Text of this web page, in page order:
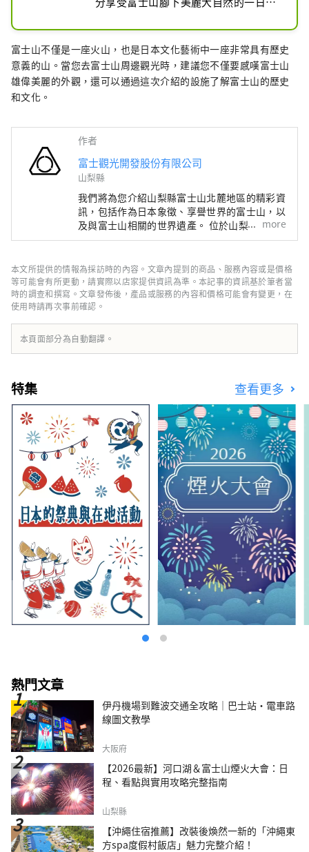
人氣自行車之旅等。我們有許多適合初
學者的旅遊，以及適合中級和高級用戶
的旅遊，所以請隨時與我們聯繫。商店
提供自行車租賃服務。我們可以以每小
請告訴我們。冬季也提供富士天滑雪計
程車和滑雪巴士。詳情請參閱
Fujikanko Travel網站。
富士山不僅是一座火山，也是日本文化藝術中一座非常具有歷史
意義的山。當您去富士山周邊觀光時，建議您不僅要感嘆富士山
雄偉美麗的外觀，還可以通過這次介紹的設施了解富士山的歷史
和文化。
作者
富士觀光開發股份有限公司
山梨縣
我們將為您介紹山梨縣富士山北麓地區的精彩資
訊，包括作為日本象徵、享譽世界的富士山，以
及與富士山相關的世界遺產。 位於山梨縣富士
山北側的富士五湖地區，是一個自然資源豐富的
中湖五座湖泊所組成。 聯合國教科文組織世界
文化遺產「富士山－信仰的對象與藝術的泉
源」，包含了許多文化資產，例如北口本宮富士
淺間神社、河口淺間神社、富士御室淺間神社，
以及天然紀念物忍野八海等，部分資產也延伸至
靜岡縣地區。 作為熱門觀光地的富士山麓，一
可在河口湖紅葉迴廊欣賞富士山與楓葉美景；冬
季則可在 Fujiten Snow Resort 一邊欣賞壯麗富
士山，一邊享受滑雪與單板滑雪樂趣。 近年
來，在富士山壯闊自然環境中進行健行、自行車
與露營等戶外活動的人數也逐漸增加。 本公司
以富士山北麓河口湖地區為據點，經營多項設
施，包括利用富士山自然環境打造的主題樂園
「Fuji Subaru Land」、使用富士山天然水釀
造並享譽國際的精釀啤酒「Fujizakura Heights
Beer」、取自富士山麓地下1,000公尺天然溫泉
的「Fuji Chobo no Yu Yurari Onsen」，以及
可享受冬季活動的「Fujiten Snow Resort」。
今後，我們也將持續從富士山北麓河口湖地區，
向世界傳遞四季變化中的富士山之美。
more
本文所提供的情報為採訪時的內容。文章內提到的商品、服務內容或是價格
等可能會有所更動，請實際以店家提供資訊為準。本記事的資訊基於筆者當
時的調查和撰寫。文章發佈後，產品或服務的內容和價格可能會有變更，在
使用時請再次事前確認。
本頁面部分為自動翻譯。
特集 查看更多
熱門文章
伊丹機場到難波交通全攻略｜巴士站・電車路
線圖文教學
大阪府
【2026最新】河口湖＆富士山煙火大會：日
程、看點與實用攻略完整指南
山梨縣
【沖繩住宿推薦】改裝後煥然一新的「沖繩東
方spa度假村飯店」魅力完整介紹！